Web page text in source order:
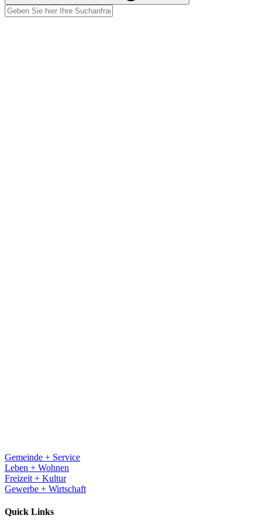
Gemeinde + Service
Leben + Wohnen
Freizeit + Kultur
Gewerbe + Wirtschaft
Quick Links